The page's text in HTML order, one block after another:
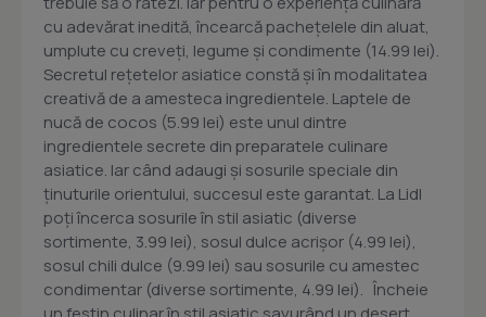
cu adevărat inedită, încearcă pacheţelele din aluat,
umplute cu creveţi, legume şi condimente (14.99 lei).
Secretul reţetelor asiatice constă și în modalitatea
creativă de a amesteca ingredientele. Laptele de
nucă de cocos (5.99 lei) este unul dintre
ingredientele secrete din preparatele culinare
asiatice. Iar când adaugi şi sosurile speciale din
ţinuturile orientului, succesul este garantat. La Lidl
poţi încerca sosurile în stil asiatic (diverse
sortimente, 3.99 lei), sosul dulce acrişor (4.99 lei),
sosul chili dulce (9.99 lei) sau sosurile cu amestec
condimentar (diverse sortimente, 4.99 lei). Încheie